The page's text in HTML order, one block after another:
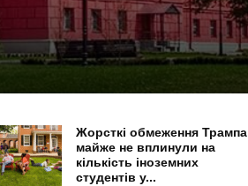
Жорсткі обмеження Трампа
майже не вплинули на
кількість іноземних
студентів у...